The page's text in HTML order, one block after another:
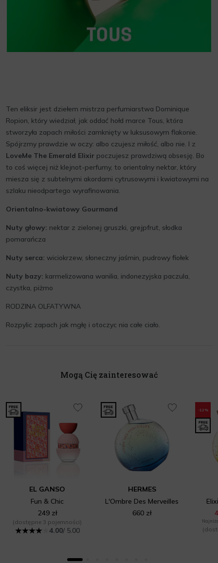
Ten eliksir jest dziełem mistrza perfumiarstwa Dominique
Ropion, który wiedział, jak oddać hołd marce Tous, która
stworzyła zapach miłości zamknięty w luksusowym flakonie.
Spójrzmy prawdzie w oczy: albo czujesz miłość, albo nie. I z
LoveMe The Emerald Elixir poczujesz prawdziwą obsesję. Bo
to coś więcej niż klejnot-perfumy, to orientalny nektar, który
miesza się z subtelnymi akordami cytrusowymi i kwiatowymi na
szlaku nieodpartego wyrafinowania.
Orientalno-kwiatowy Gourmand
Nuty głowy: nektar z zielonej gruszki, grejpfrut, słodka
pomarańcza
Nuty serca: wiciokrzew, słoneczny jaśmin, pudrowy fiołek
Nuty bazy: karmelizowana wanilia, indonezyjska paczula,
czystka, piżmo
RODZINA OLFATYWNA
Rozpylic zapach jak mgłę i otoczyc nia całe ciało.
Mogą Cię zainteresować
EL GANSO
Fun & Chic
249 zł
(dostępne 3 pojemności)
4.00/ 5.00
HERMES
L'Ombre Des Merveilles
660 zł
-12%